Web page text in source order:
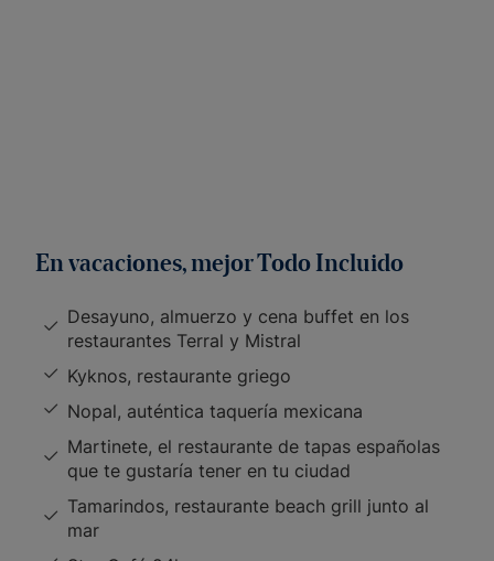
En vacaciones, mejor Todo Incluido
Desayuno, almuerzo y cena buffet en los
restaurantes Terral y Mistral
Kyknos, restaurante griego
Nopal, auténtica taquería mexicana
Martinete, el restaurante de tapas españolas
que te gustaría tener en tu ciudad
Tamarindos, restaurante beach grill junto al
mar